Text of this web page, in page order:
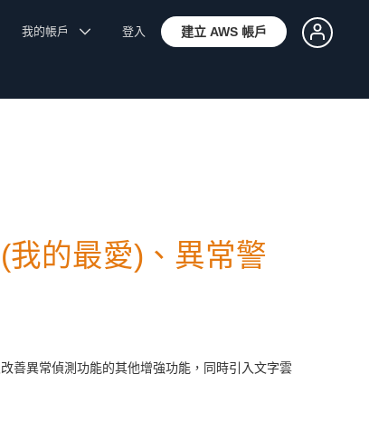
我的帳戶 登入 建立 AWS 帳戶
的最愛)、異常警
善異常偵測功能的其他增強功能，同時引入文字雲